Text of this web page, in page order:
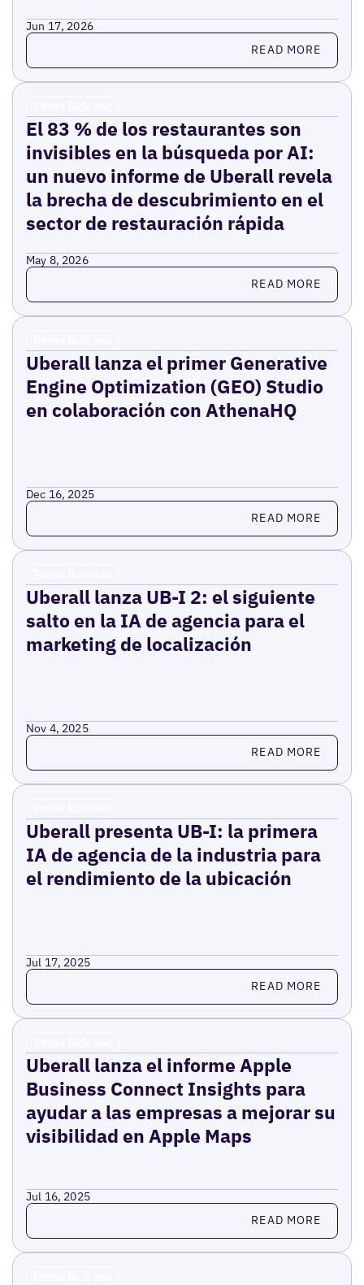
Jun 17, 2026
Read more READ MORE
El 83 % de los restaurantes son
invisibles en la búsqueda por AI:
un nuevo informe de Uberall revela
la brecha de descubrimiento en el
sector de restauración rápida
May 8, 2026
Read more READ MORE
Uberall lanza el primer Generative
Engine Optimization (GEO) Studio
en colaboración con AthenaHQ
Dec 16, 2025
Read more READ MORE
Uberall lanza UB-I 2: el siguiente
salto en la IA de agencia para el
marketing de localización
Nov 4, 2025
Read more READ MORE
Uberall presenta UB-I: la primera
IA de agencia de la industria para
el rendimiento de la ubicación
Jul 17, 2025
Read more READ MORE
Uberall lanza el informe Apple
Business Connect Insights para
ayudar a las empresas a mejorar su
visibilidad en Apple Maps
Jul 16, 2025
Read more READ MORE